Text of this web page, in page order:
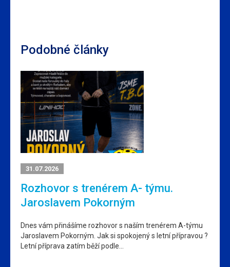
Podobné články
31.07.2026
Rozhovor s trenérem A- týmu.
Jaroslavem Pokorným
Dnes vám přinášíme rozhovor s naším trenérem A-týmu
Jaroslavem Pokorným. Jak si spokojený s letní přípravou ?
Letní příprava zatím běží podle…